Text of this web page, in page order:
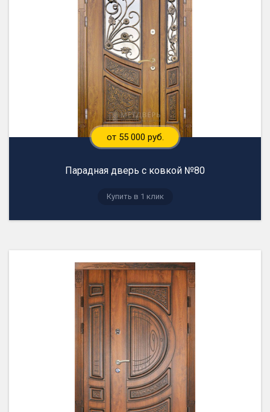
от 55 000 руб.
Парадная дверь с ковкой №80